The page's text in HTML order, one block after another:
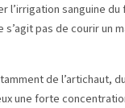
l’irrigation sanguine
s’agit pas de courir un
de l’artichaut,
une forte